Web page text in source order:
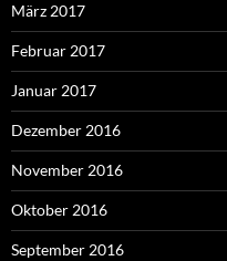
März 2017
Februar 2017
Januar 2017
Dezember 2016
November 2016
Oktober 2016
September 2016